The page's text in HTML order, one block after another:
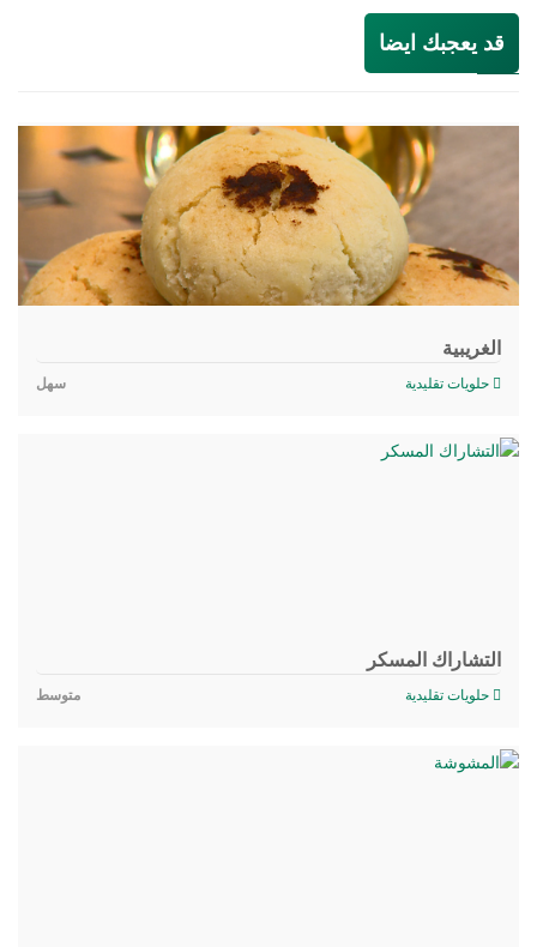
قد يعجبك ايضا
الغريبية
حلويات تقليدية سهل
التشاراك المسكر
حلويات تقليدية متوسط